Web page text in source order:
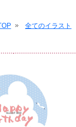
全てのイラスト